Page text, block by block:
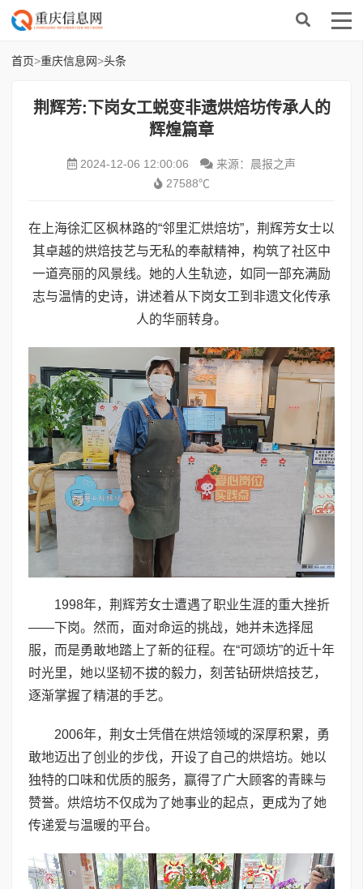
首页>重庆信息网>头条
荆辉芳:下岗女工蜕变非遗烘焙坊传承人的
辉煌篇章
2024-12-06 12:00:06
来源：晨报之声
27588℃
在上海徐汇区枫林路的“邻里汇烘焙坊”，荆辉芳女士以
其卓越的烘焙技艺与无私的奉献精神，构筑了社区中
一道亮丽的风景线。她的人生轨迹，如同一部充满励
志与温情的史诗，讲述着从下岗女工到非遗文化传承
人的华丽转身。
1998年，荆辉芳女士遭遇了职业生涯的重大挫折
——下岗。然而，面对命运的挑战，她并未选择屈
服，而是勇敢地踏上了新的征程。在“可颂坊”的近十年
时光里，她以坚韧不拔的毅力，刻苦钻研烘焙技艺，
逐渐掌握了精湛的手艺。
2006年，荆女士凭借在烘焙领域的深厚积累，勇
敢地迈出了创业的步伐，开设了自己的烘焙坊。她以
独特的口味和优质的服务，赢得了广大顾客的青睐与
赞誉。烘焙坊不仅成为了她事业的起点，更成为了她
传递爱与温暖的平台。